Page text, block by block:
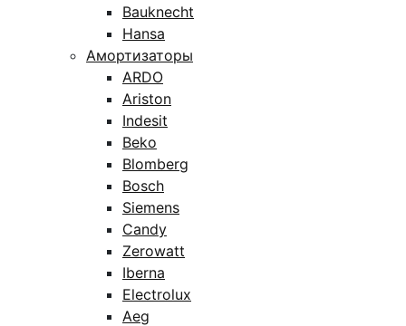
Bauknecht
Hansa
Амортизаторы
ARDO
Ariston
Indesit
Beko
Blomberg
Bosch
Siemens
Candy
Zerowatt
Iberna
Electrolux
Aeg